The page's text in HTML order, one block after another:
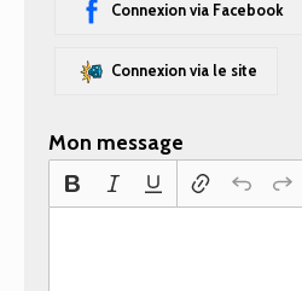
Connexion via Facebook
Connexion via le site
Mon message